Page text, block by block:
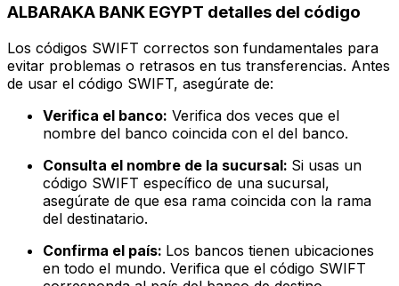
ALBARAKA BANK EGYPT detalles del código
Los códigos SWIFT correctos son fundamentales para
evitar problemas o retrasos en tus transferencias. Antes
de usar el código SWIFT, asegúrate de:
Verifica el banco: Verifica dos veces que el
nombre del banco coincida con el del banco.
Consulta el nombre de la sucursal: Si usas un
código SWIFT específico de una sucursal,
asegúrate de que esa rama coincida con la rama
del destinatario.
Confirma el país: Los bancos tienen ubicaciones
en todo el mundo. Verifica que el código SWIFT